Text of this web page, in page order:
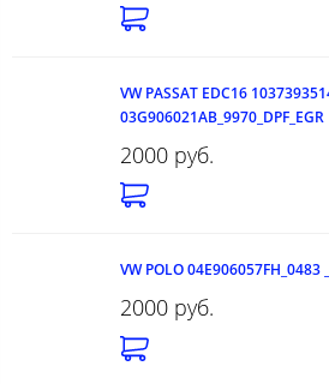
VW PASSAT EDC16
03G906021AB_9970_DPF_EGR
2000 руб.
VW POLO 04E906057FH_0483
2000 руб.